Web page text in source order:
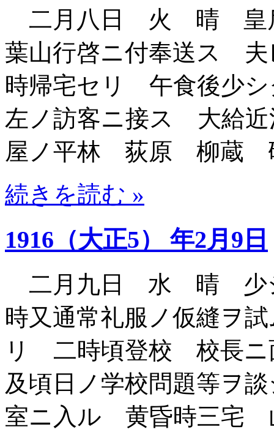
二月八日 火 晴 皇后
葉山行啓ニ付奉送ス 夫
時帰宅セリ 午食後少シ
左ノ訪客ニ接ス 大
屋ノ平林 荻原 柳蔵
続きを読む »
1916（大正5） 年2月9日
二月九日 水 晴 少
時又通常礼服ノ仮縫ヲ
リ 二時頃登校 校長
及頃日ノ学校問題等ヲ
室ニ入ル 黄昏時三宅